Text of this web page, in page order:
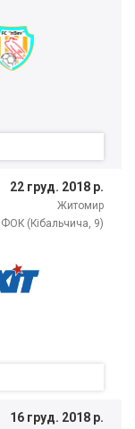
22 груд. 2018 р.
Житомир
ФОК (Кібальчича, 9)
16 груд. 2018 р.